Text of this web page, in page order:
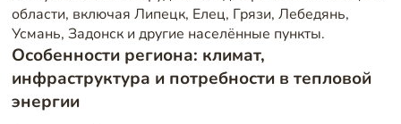
области, включая Липецк, Елец, Грязи, Лебедянь,
Усмань, Задонск и другие населённые пункты.
Особенности региона: климат,
инфраструктура и потребности в тепловой
энергии